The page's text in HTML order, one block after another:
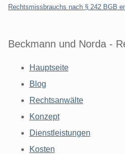
Rechtsmissbrauchs nach § 242 BGB
Beckmann und Norda -
Hauptseite
Blog
Rechtsanwälte
Konzept
Dienstleistungen
Kosten